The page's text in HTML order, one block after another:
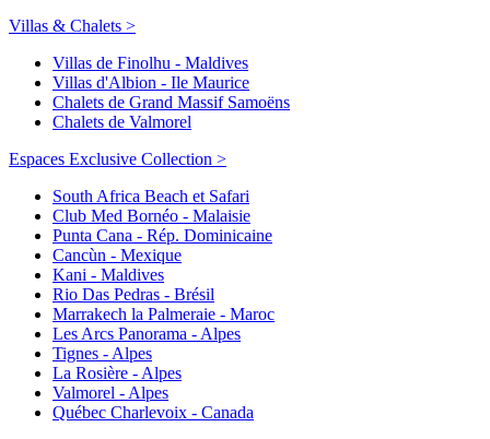
Villas & Chalets >
Villas de Finolhu - Maldives
Villas d'Albion - Ile Maurice
Chalets de Grand Massif Samoëns
Chalets de Valmorel
Espaces Exclusive Collection >
South Africa Beach et Safari
Club Med Bornéo - Malaisie
Punta Cana - Rép. Dominicaine
Cancùn - Mexique
Kani - Maldives
Rio Das Pedras - Brésil
Marrakech la Palmeraie - Maroc
Les Arcs Panorama - Alpes
Tignes - Alpes
La Rosière - Alpes
Valmorel - Alpes
Québec Charlevoix - Canada